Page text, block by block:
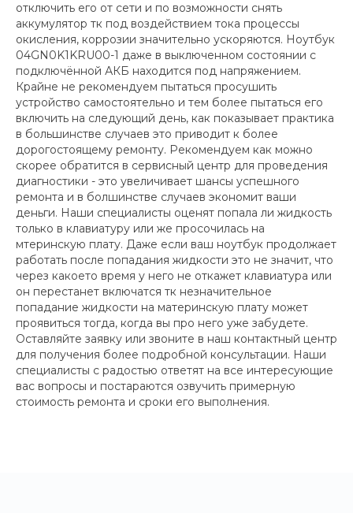
отключить его от сети и по возможности снять
аккумулятор тк под воздействием тока процессы
окисления, коррозии значительно ускоряются. Ноутбук
04GN0K1KRU00-1 даже в выключенном состоянии с
подключённой АКБ находится под напряжением.
Крайне не рекомендуем пытаться просушить
устройство самостоятельно и тем более пытаться его
включить на следующий день, как показывает практика
в большинстве случаев это приводит к более
дорогостоящему ремонту. Рекомендуем как можно
скорее обратится в сервисный центр для проведения
диагностики - это увеличивает шансы успешного
ремонта и в болшинстве случаев экономит ваши
деньги. Наши специалисты оценят попала ли жидкость
только в клавиатуру или же просочилась на
мтеринскую плату. Даже если ваш ноутбук продолжает
работать после попадания жидкости это не значит, что
через какоето время у него не откажет клавиатура или
он перестанет включатся тк незначительное
попадание жидкости на материнскую плату может
проявиться тогда, когда вы про него уже забудете.
Оставляйте заявку или звоните в наш контактный центр
для получения более подробной консультации. Наши
специалисты с радостью ответят на все интересующие
вас вопросы и постараются озвучить примерную
стоимость ремонта и сроки его выполнения.